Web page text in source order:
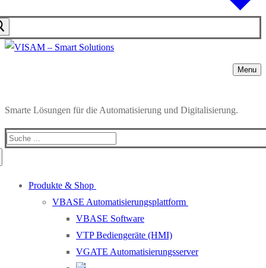
Menu
Smarte Lösungen für die Automatisierung und Digitalisierung.
Produkte & Shop
VBASE Automatisierungsplattform
VBASE Software
VTP Bediengeräte (HMI)
VGATE Automatisierungsserver